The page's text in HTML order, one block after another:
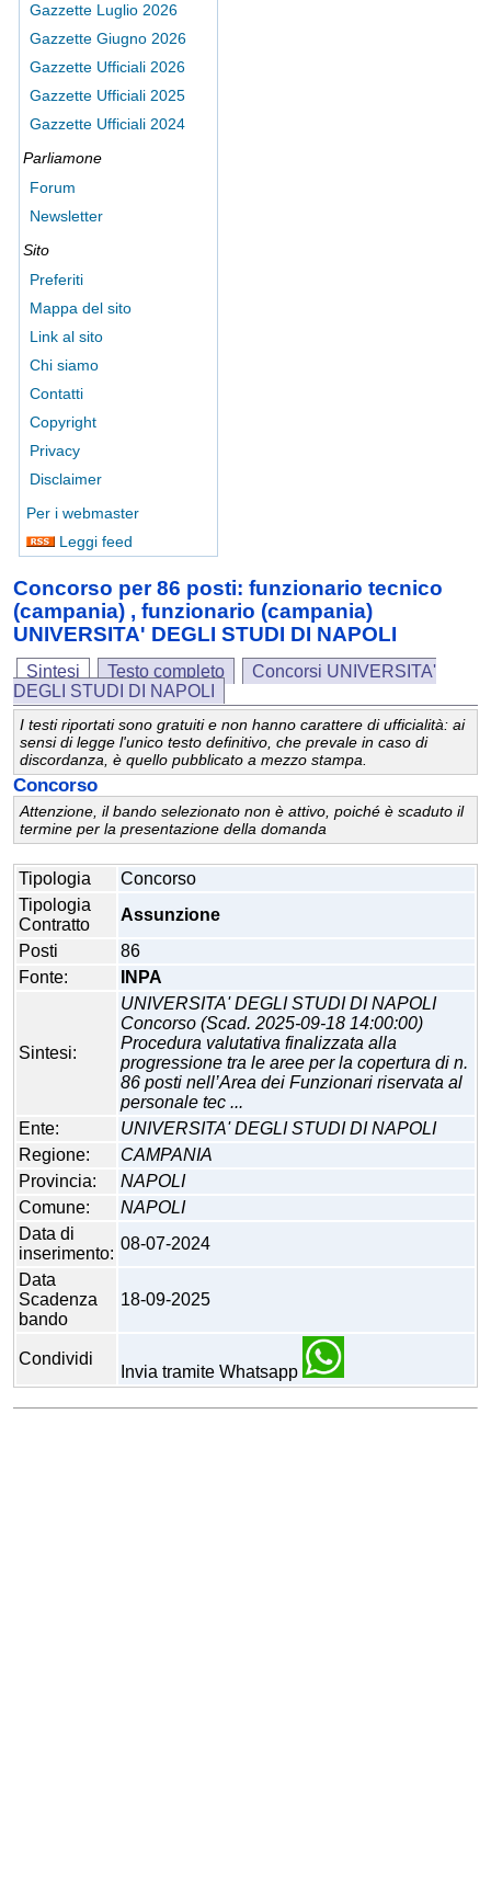
Gazzette Luglio 2026
Gazzette Giugno 2026
Gazzette Ufficiali 2026
Gazzette Ufficiali 2025
Gazzette Ufficiali 2024
Parliamone
Forum
Newsletter
Sito
Preferiti
Mappa del sito
Link al sito
Chi siamo
Contatti
Copyright
Privacy
Disclaimer
Per i webmaster
Leggi feed
Concorso per 86 posti: funzionario tecnico
(campania) , funzionario (campania)
UNIVERSITA' DEGLI STUDI DI NAPOLI
Sintesi Testo completo
Concorsi UNIVERSITA'
DEGLI STUDI DI NAPOLI
I testi riportati sono gratuiti e non hanno carattere di ufficialità: ai
sensi di legge l'unico testo definitivo, che prevale in caso di
discordanza, è quello pubblicato a mezzo stampa.
Concorso
Attenzione, il bando selezionato non è attivo, poiché è scaduto il
termine per la presentazione della domanda
Tipologia
Concorso
Tipologia
Contratto
Assunzione
Posti
86
Fonte:
INPA
Sintesi:
UNIVERSITA' DEGLI STUDI DI NAPOLI
Concorso (Scad. 2025-09-18 14:00:00)
Procedura valutativa finalizzata alla
progressione tra le aree per la copertura di n.
86 posti nell’Area dei Funzionari riservata al
personale tec ...
Ente:
UNIVERSITA' DEGLI STUDI DI NAPOLI
Regione:
CAMPANIA
Provincia:
NAPOLI
Comune:
NAPOLI
Data di
inserimento:
08-07-2024
Data
Scadenza
bando
18-09-2025
Condividi
Invia tramite Whatsapp